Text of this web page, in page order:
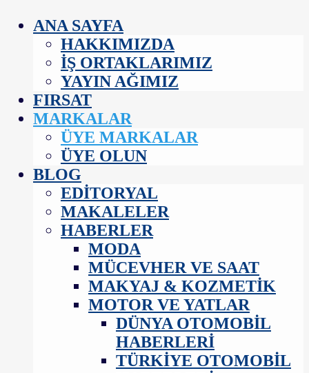
ANA SAYFA
HAKKIMIZDA
İŞ ORTAKLARIMIZ
YAYIN AĞIMIZ
FIRSAT
MARKALAR
ÜYE MARKALAR
ÜYE OLUN
BLOG
EDITORYAL
MAKALELER
HABERLER
MODA
MÜCEVHER VE SAAT
MAKYAJ & KOZMETIK
MOTOR VE YATLAR
DÜNYA OTOMOBIL
HABERLERI
TÜRKIYE OTOMOBIL